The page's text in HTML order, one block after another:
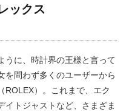
ックス
うに、時計界の王様と言って
を問わず多くのユーザーから
ROLEX）。これまで、エク
イトジャストなど、さまざま